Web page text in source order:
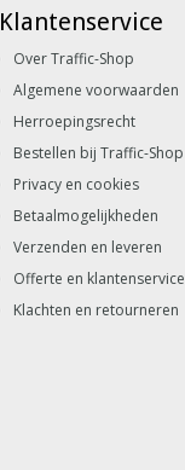
Klantenservice
Over Traffic-Shop
Algemene voorwaarden
Herroepingsrecht
Bestellen bij Traffic-Shop
Privacy en cookies
Betaalmogelijkheden
Verzenden en leveren
Offerte en klantenservice
Klachten en retourneren